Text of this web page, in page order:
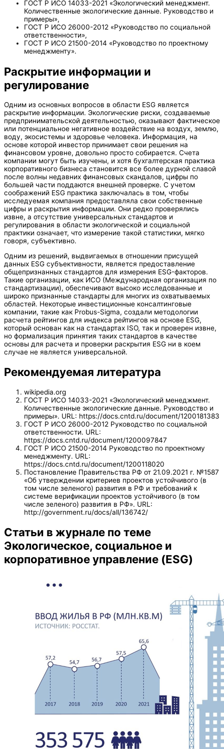
ГОСТ Р ИСО 14033-2021 «Экологический менеджмент.
Количественные экологические данные. Руководство и
примеры»,
ГОСТ Р ИСО 26000-2012 «Руководство по социальной
ответственности»,
ГОСТ Р ИСО 21500-2014 «Руководство по проектному
менеджменту».
Раскрытие информации и
регулирование
Одним из основных вопросов в области ESG является
раскрытие информации. Экологические риски, создаваемые
предпринимательской деятельностью, оказывают фактическое
или потенциальное негативное воздействие на воздух, землю,
воду, экосистемы и здоровье человека. Информация, на
основе которой инвестор принимает свои решения на
финансовом уровне, довольно просто собирается. Счета
компании могут быть изучены, и хотя бухгалтерская практика
корпоративного бизнеса становится все более дурной славой
после волны недавних финансовых скандалов, цифры по
большей части поддаются внешней проверке. С учетом
соображений ESG практика заключалась в том, чтобы
исследуемая компания предоставляла свои собственные
цифры и раскрытия информации. Они редко проверялись
извне, а отсутствие универсальных стандартов и
регулирования в области экологической и социальной
практики означает, что измерение такой статистики, мягко
говоря, субъективно.
Одним из решений, выдвигаемых в отношении присущей
данных ESG субъективности, является предоставление
общепризнанных стандартов для измерения ESG-факторов.
Такие организации, как ИСО (Международная организация по
стандартизации), обеспечивают высоко исследованные и
широко признанные стандарты для многих из охватываемых
областей. Некоторые инвестиционные консалтинговые
компании, такие как Probus-Sigma, создали методологии
расчета рейтингов для индекса рейтингов на основе ESG,
который основан как на стандартах ISO, так и проверен извне,
но формализация принятия таких стандартов в качестве
основы для расчета и проверки раскрытия ESG ни в коем
случае не является универсальной.
Рекомендуемая литература
wikipedia.org
ГОСТ Р ИСО 14033-2021 «Экологический менеджмент.
Количественные экологические данные. Руководство и
примеры». URL: https://docs.cntd.ru/document/1200181383
ГОСТ Р ИСО 26000-2012 Руководство по социальной
ответственности. URL:
https://docs.cntd.ru/document/1200097847
ГОСТ Р ИСО 21500-2014 Руководство по проектному
менеджменту. URL:
https://docs.cntd.ru/document/1200118020
Постановление Правительства РФ от 21.09.2021 г. №1587
«Об утверждении критериев проектов устойчивого (в
том числе зеленого) развития в РФ и требований к
системе верификации проектов устойчивого (в том
числе зеленого) развития в РФ». URL:
http://government.ru/docs/all/136742/
Статьи в журнале по теме
Экологическое, социальное и
корпоративное управление (ESG)